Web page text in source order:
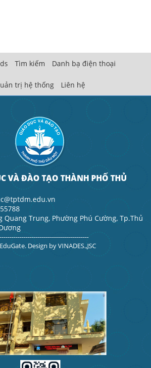
Tìm kiếm Danh bạ điện thoại
trị hệ thống Liên hệ
VÀ ĐÀO TẠO THÀNH PHỐ THỦ
Quang Trung, Phường Phú Cường, Tp.Thủ
. Design byVINADES.,JSC